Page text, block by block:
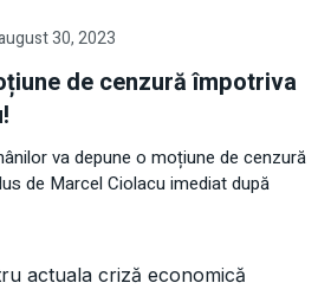
30, 2023
de cenzură împotriva
va depune o moțiune de cenzură
de Marcel Ciolacu imediat după